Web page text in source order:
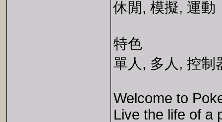
休閒, 模擬, 運動
特色
單人, 多人, 控制
Welcome to
Live the life of a